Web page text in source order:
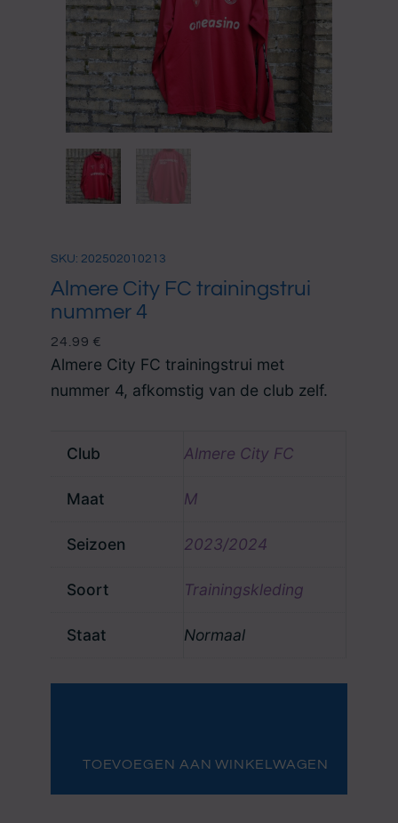
SKU: 202502010213
Almere City FC trainingstrui
nummer 4
24.99 €
Almere City FC trainingstrui met
nummer 4, afkomstig van de club zelf.
Club Almere City FC
Maat M
Seizoen 2023/2024
Soort Trainingskleding
Staat Normaal
nummer
aantal
TOEVOEGEN AAN WINKELWAGEN